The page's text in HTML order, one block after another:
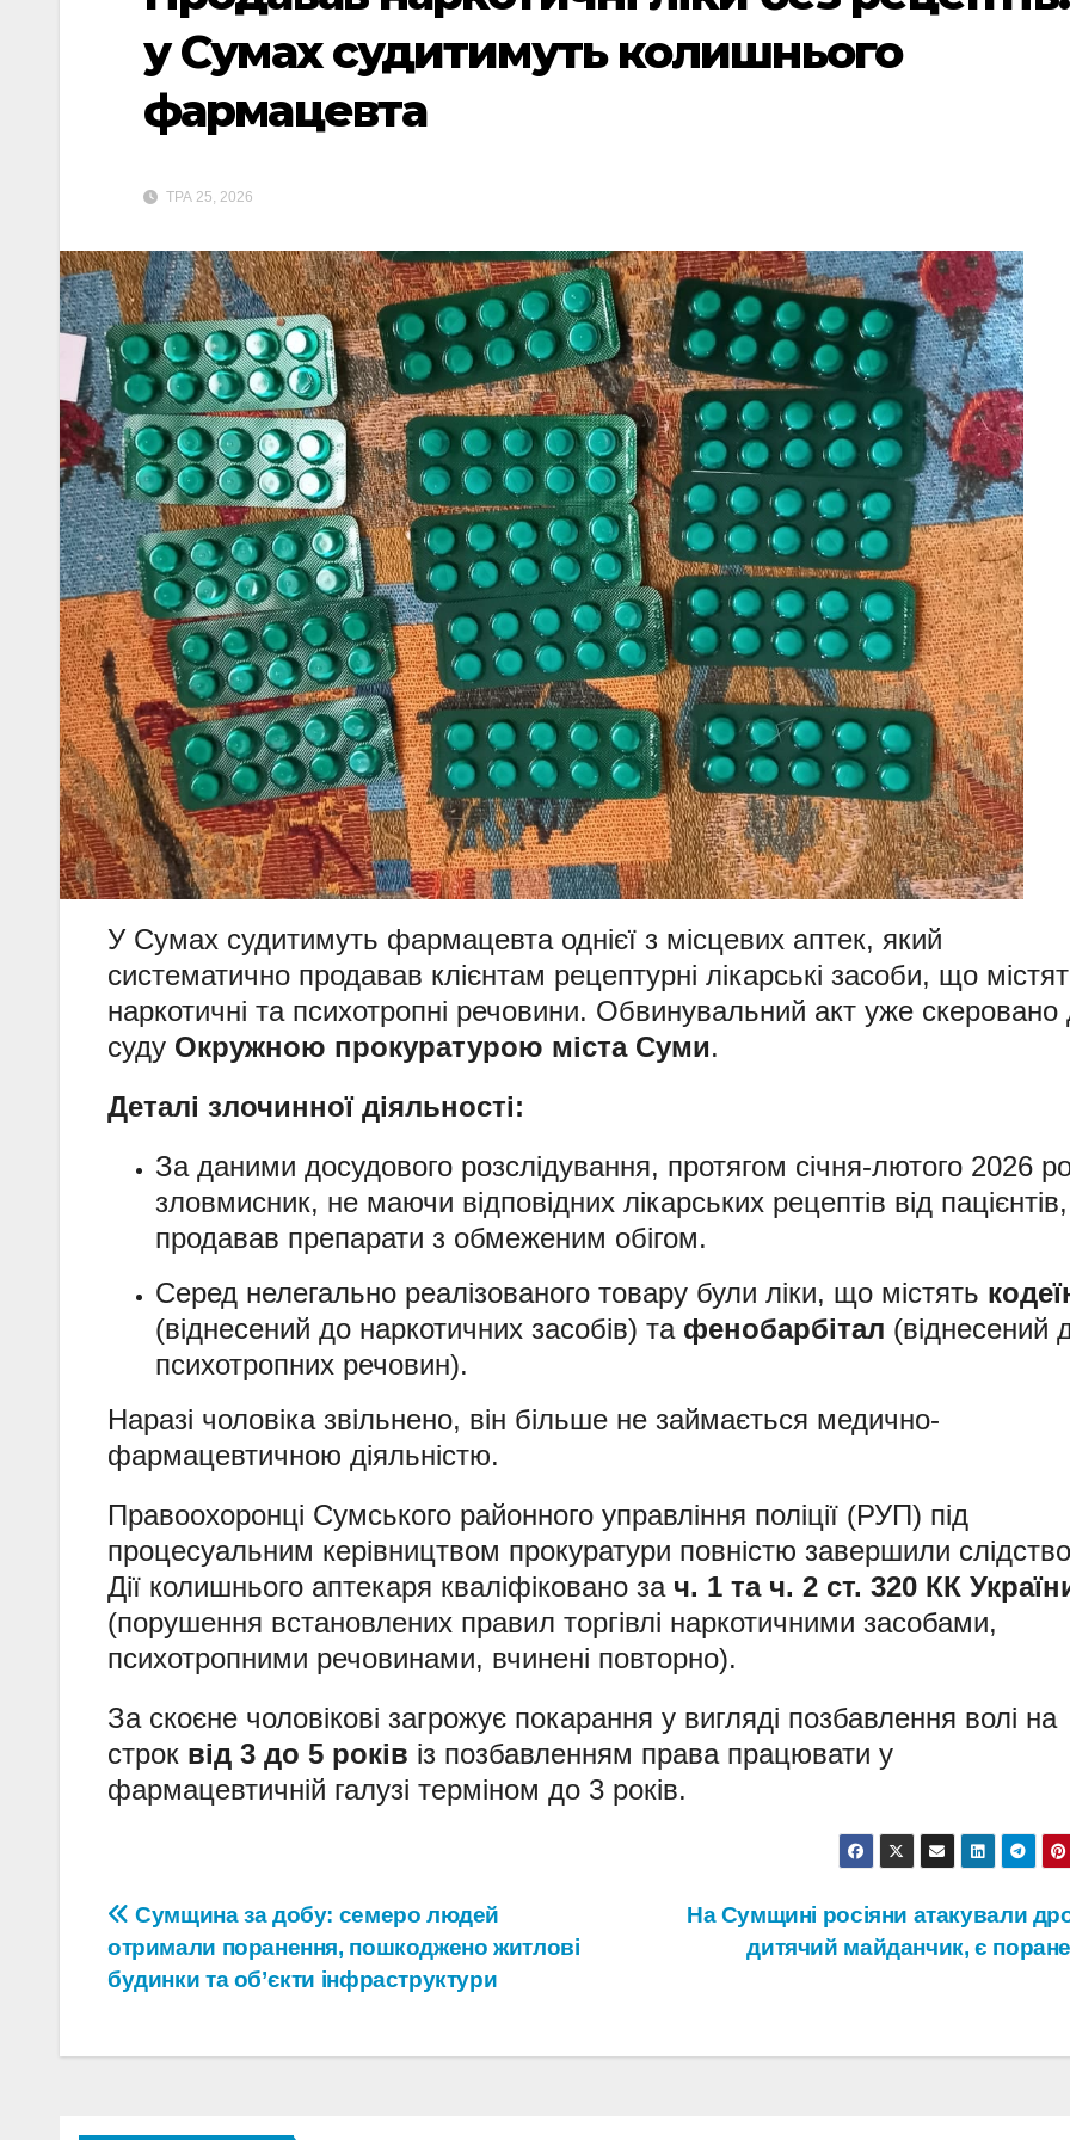
у Сумах судитимуть колишнього
фармацевта
ТРА 25, 2026
У Сумах судитимуть фармацевта однієї з місцевих аптек, який
систематично продавав клієнтам рецептурні лікарські засоби, що
наркотичні та психотропні речовини. Обвинувальний акт уже скеровано
суду Окружною прокуратурою міста Суми.
Деталі злочинної діяльності:
За даними досудового розслідування, протягом січня-лютого 2026
зловмисник, не маючи відповідних лікарських рецептів від пацієнтів,
продавав препарати з обмеженим обігом.
Серед нелегально реалізованого товару були ліки, що містять
(віднесений до наркотичних засобів) та фенобарбітал (віднесений
психотропних речовин).
Наразі чоловіка звільнено, він більше не займається медично-
фармацевтичною діяльністю.
Правоохоронці Сумського районного управління поліції (РУП) під
процесуальним керівництвом прокуратури повністю завершили
Дії колишнього аптекаря кваліфіковано за ч. 1 та ч. 2 ст. 320 КК
(порушення встановлених правил торгівлі наркотичними засобами,
психотропними речовинами, вчинені повторно).
За скоєне чоловікові загрожує покарання у вигляді позбавлення волі на
строк від 3 до 5 років із позбавленням права працювати у
фармацевтичній галузі терміном до 3 років.
Навігація
записів
На Сумщині росіяни атакували
дитячий майданчик, є
Сумщина за добу: семеро людей
отримали поранення, пошкоджено житлові
будинки та об’єкти інфраструктури